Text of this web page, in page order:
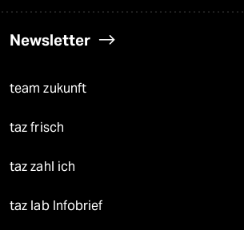
Newsletter
team zukunft
taz frisch
taz zahl ich
taz lab Infobrief